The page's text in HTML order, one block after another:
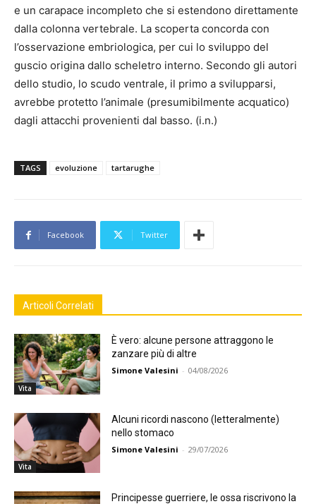
e un carapace incompleto che si estendono direttamente
dalla colonna vertebrale. La scoperta concorda con
l’osservazione embriologica, per cui lo sviluppo del
guscio origina dallo scheletro interno. Secondo gli autori
dello studio, lo scudo ventrale, il primo a svilupparsi,
avrebbe protetto l’animale (presumibilmente acquatico)
dagli attacchi provenienti dal basso. (i.n.)
TAGS evoluzione tartarughe
Facebook Twitter
Articoli Correlati
Vita
È vero: alcune persone attraggono le
zanzare più di altre
Simone Valesini - 04/08/2026
Vita
Alcuni ricordi nascono (letteralmente)
nello stomaco
Simone Valesini - 29/07/2026
Principesse guerriere, le ossa riscrivono la